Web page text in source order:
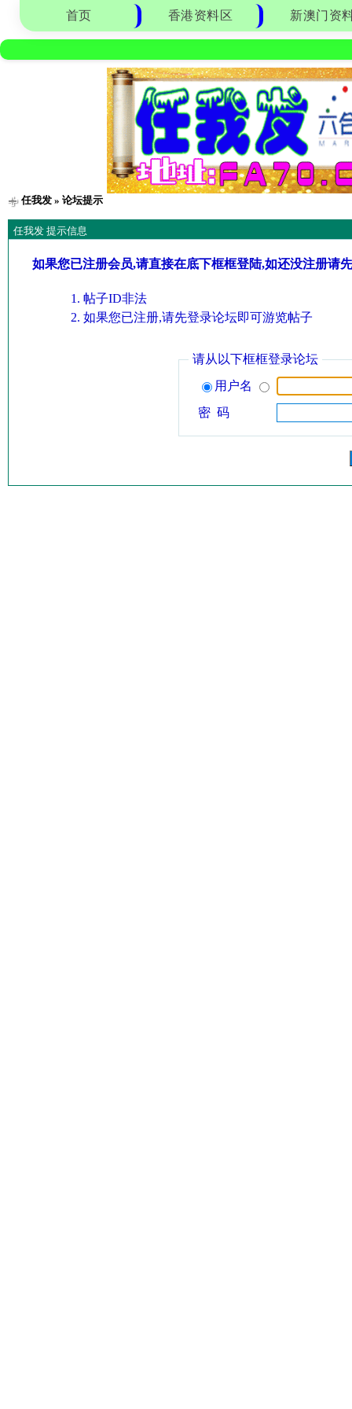
首页 香港资料区 新澳门资
任我发» 论坛提示
任我发 提示信息
如果您已注册会员,请直接在底下框框登陆,如还没注册请
帖子ID非法
如果您已注册,请先登录论坛即可游览帖子
请从以下框框登录论坛
用户名
密 码